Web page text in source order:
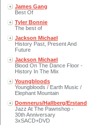
James Gang
Best Of
Tyler Bonnie
The best of
Jackson Michael
History Past, Present And
Future
Jackson Michael
Blood On The Dance Floor -
History In The Mix
Youngbloods
Youngbloods / Earth Music /
Elephant Mountain
Domnerus/Hallberg/Erstand
Jazz At The Pawnshop -
30th Anniversary
3xSACD+DVD